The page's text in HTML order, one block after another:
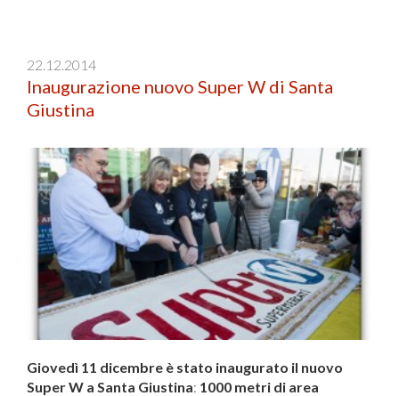
22.12.2014
Inaugurazione nuovo Super W di Santa
Giustina
Giovedì 11 dicembre è stato inaugurato il nuovo
Super W a Santa Giustina: 1000 metri di area